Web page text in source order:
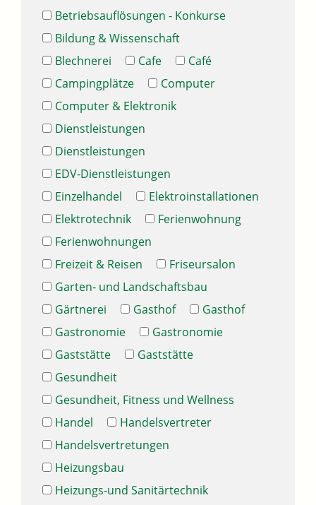
Betriebsauflösungen - Konkurse
Bildung & Wissenschaft
Blechnerei
Cafe
Café
Campingplätze
Computer
Computer & Elektronik
Dienstleistungen
Dienstleistungen
EDV-Dienstleistungen
Einzelhandel
Elektroinstallationen
Elektrotechnik
Ferienwohnung
Ferienwohnungen
Freizeit & Reisen
Friseursalon
Garten- und Landschaftsbau
Gärtnerei
Gasthof
Gasthof
Gastronomie
Gastronomie
Gaststätte
Gaststätte
Gesundheit
Gesundheit, Fitness und Wellness
Handel
Handelsvertreter
Handelsvertretungen
Heizungsbau
Heizungs-und Sanitärtechnik